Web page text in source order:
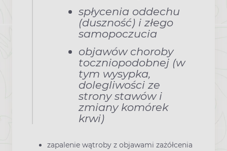
spłycenia oddechu
(duszność) i złego
samopoczucia
objawów choroby
toczniopodobnej (w
tym wysypka,
dolegliwości ze
strony stawów i
zmiany komórek
krwi)
zapalenie wątroby z objawami zażółcenia